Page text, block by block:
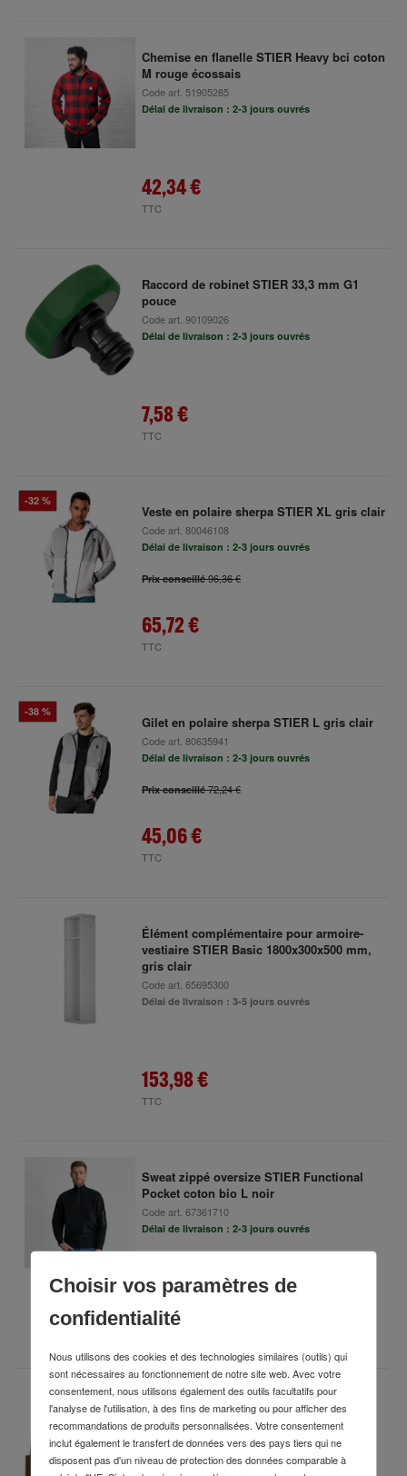
Chemise en flanelle STIER Heavy bci coton
M rouge écossais
Code art. 51905285
Délai de livraison : 2-3 jours ouvrés
42,34 €
TTC
Raccord de robinet STIER 33,3 mm G1
pouce
Code art. 90109026
Délai de livraison : 2-3 jours ouvrés
7,58 €
TTC
-32 %
Veste en polaire sherpa STIER XL gris clair
Code art. 80046108
Délai de livraison : 2-3 jours ouvrés
Prix conseillé96,36 €
65,72 €
TTC
-38 %
Gilet en polaire sherpa STIER L gris clair
Code art. 80635941
Délai de livraison : 2-3 jours ouvrés
Prix conseillé72,24 €
45,06 €
TTC
Élément complémentaire pour armoire-
vestiaire STIER Basic 1800x300x500 mm,
gris clair
Code art. 65695300
Délai de livraison : 3-5 jours ouvrés
153,98 €
TTC
Sweat zippé oversize STIER Functional
Pocket coton bio L noir
Code art. 67361710
Délai de livraison : 2-3 jours ouvrés
38,10 €
TTC
STIER Bonnet flexible taille unique
signature brown
Code art. 52626192
Délai de livraison : 2-3 jours ouvrés
Choisir vos paramètres de
confidentialité
Nous utilisons des cookies et des technologies similaires (outils) qui
sont nécessaires au fonctionnement de notre site web. Avec votre
consentement, nous utilisons également des outils facultatifs pour
l'analyse de l'utilisation, à des fins de marketing ou pour afficher des
recommandations de produits personnalisées. Votre consentement
inclut également le transfert de données vers des pays tiers qui ne
disposent pas d'un niveau de protection des données comparable à